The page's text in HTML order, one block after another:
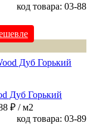
код товара: 03-88
Дуб Горький
₽ / м2
код товара: 03-89